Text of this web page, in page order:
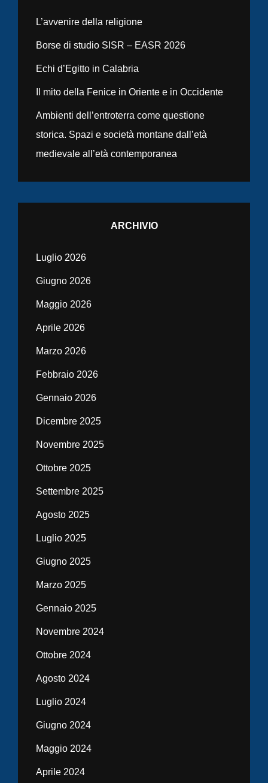
L’avvenire della religione
Borse di studio SISR – EASR 2026
Echi d’Egitto in Calabria
Il mito della Fenice in Oriente e in Occidente
Ambienti dell’entroterra come questione
storica. Spazi e società montane dall’età
medievale all’età contemporanea
ARCHIVIO
Luglio 2026
Giugno 2026
Maggio 2026
Aprile 2026
Marzo 2026
Febbraio 2026
Gennaio 2026
Dicembre 2025
Novembre 2025
Ottobre 2025
Settembre 2025
Agosto 2025
Luglio 2025
Giugno 2025
Marzo 2025
Gennaio 2025
Novembre 2024
Ottobre 2024
Agosto 2024
Luglio 2024
Giugno 2024
Maggio 2024
Aprile 2024